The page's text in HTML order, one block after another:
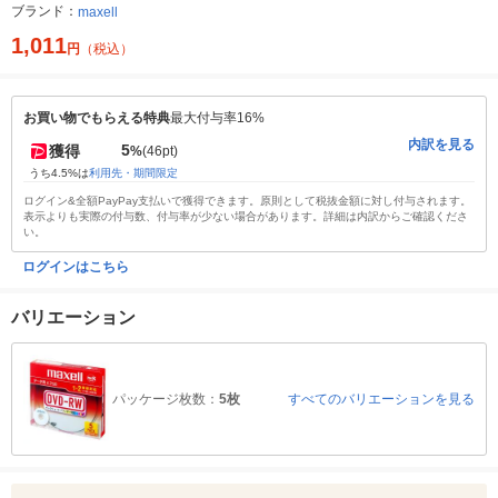
ブランド： maxell
1,011円 （税込）
お買い物でもらえる特典最大付与率16%
獲得 5%(46pt)
うち4.5%は利用先・期間限定
内訳を見る
ログイン&全額PayPay支払いで獲得できます。原則として税抜金額に対し付与されます。
表示よりも実際の付与数、付与率が少ない場合があります。詳細は内訳からご確認くださ
い。
ログインはこちら
バリエーション
パッケージ枚数： 5枚 すべてのバリエーションを見る